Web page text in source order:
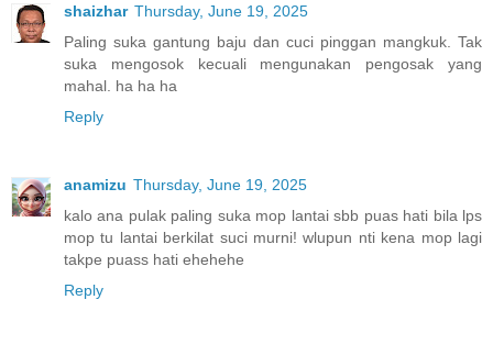
shaizhar Thursday, June 19, 2025
Paling suka gantung baju dan cuci pinggan mangkuk. Tak
suka mengosok kecuali mengunakan pengosak yang
mahal. ha ha ha
Reply
anamizu Thursday, June 19, 2025
kalo ana pulak paling suka mop lantai sbb puas hati bila lps
mop tu lantai berkilat suci murni! wlupun nti kena mop lagi
takpe puass hati ehehehe
Reply